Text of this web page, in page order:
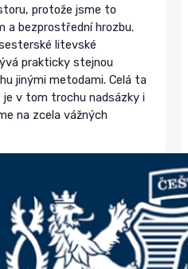
protože jsme to
a bezprostřední hrozbu.
litevské
prakticky stejnou
jinými metodami. Celá ta
v tom trochu nadsázky i
na zcela vážných